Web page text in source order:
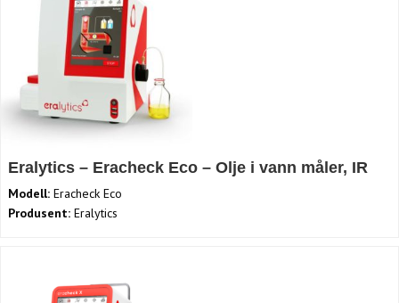
Eralytics – Eracheck Eco – Olje i vann måler, IR
Modell: Eracheck Eco
Produsent: Eralytics